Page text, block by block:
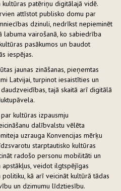
patēriņu digitālajā vidē.
attīstot publisko domu par
dzinuli, nedrīkst nepieminēt
vairošanā, ko sabiedrība
pasākumos un baudot
iespējas.
jaunas zināšanas, pieņemtas
Latvijai, turpinot iesaistīties un
tajā skaitā arī digitālā
kultūras izpausmju
dalībvalstu vēlēta
uzrauga Konvencijas mērķu
starptautisko kultūras
radošo personu mobilitāti un
veidot ilgtspējīgas
kā arī veicināt kultūrā tādas
un dzimumu līdztiesību.